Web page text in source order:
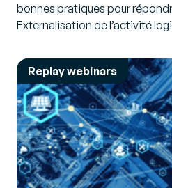
bonnes pratiques pour
Externalisation de l’activité
Replay webinars